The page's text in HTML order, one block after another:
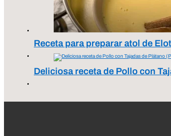
Receta para preparar atol de
Deliciosa receta de Pollo con